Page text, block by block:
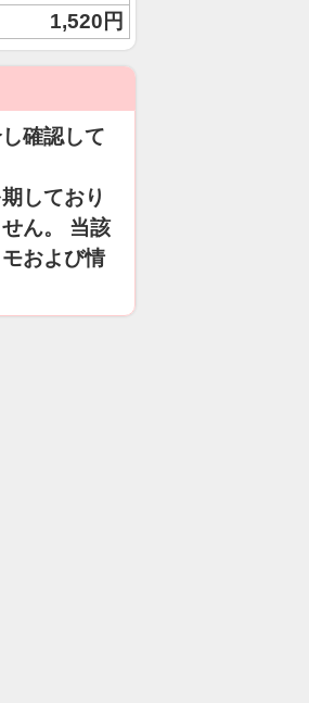
1,520円
確認して
しており
ん。 当該
および情